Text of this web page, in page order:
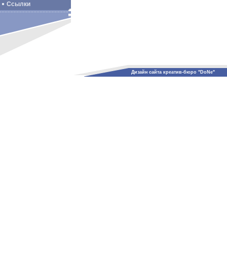
Ссылки
Дизайн сайта креатив-бюро "DoNe"